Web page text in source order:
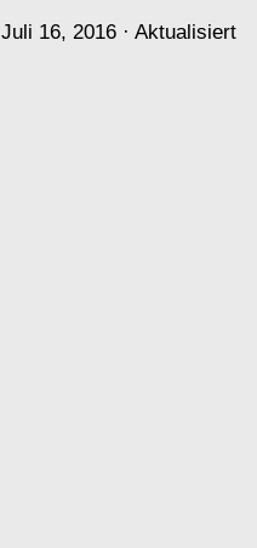
Juli 16, 2016 · Aktualisiert